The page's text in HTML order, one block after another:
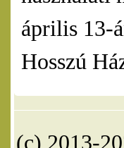
április 13-
Hosszú
(c) 2013-